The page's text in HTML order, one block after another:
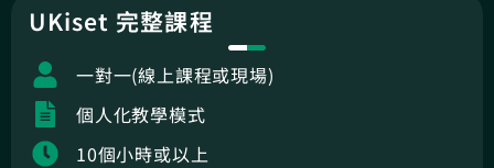
UKiset 完整課程
一對一(線上課程或現場)
個人化教學模式
10個小時或以上